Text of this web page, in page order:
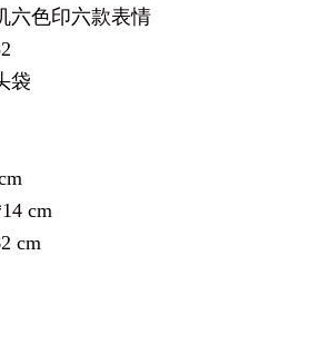
六色印六款表情
袋
cm
cm